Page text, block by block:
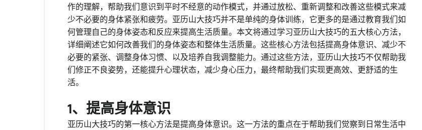
作的理解，帮助我们意识到平时不经意的动作模式，并通过放松、重新调整和改善这些模式来减
少不必要的身体紧张和疲劳。亚历山大技巧并不是单纯的身体训练，它更多的是通过教育我们如
何管理自己的身体姿态和反应来提高生活质量。本文将通过学习亚历山大技巧的五大核心方法，
详细阐述它如何改善我们的身体姿态和整体生活质量。这些核心方法包括提高身体意识、减少不
必要的紧张、调整身体习惯、以及培养自我调整能力。通过这些方法，亚历山大技巧不仅帮助我
们修正不良姿势，还能提升心理状态，减少身心压力，最终帮助我们实现更高效、更舒适的生
活。
1、提高身体意识
亚历山大技巧的第一核心方法是提高身体意识。这一方法的重点在于帮助我们觉察到日常生活中